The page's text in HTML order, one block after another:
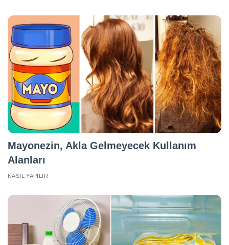
Mayonezin, Akla Gelmeyecek Kullanım
Alanları
NASIL YAPILIR